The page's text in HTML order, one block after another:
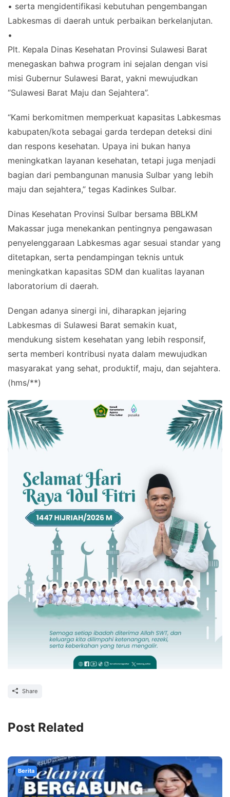
• serta mengidentifikasi kebutuhan pengembangan
Labkesmas di daerah untuk perbaikan berkelanjutan.
•
Plt. Kepala Dinas Kesehatan Provinsi Sulawesi Barat
menegaskan bahwa program ini sejalan dengan visi
misi Gubernur Sulawesi Barat, yakni mewujudkan
“Sulawesi Barat Maju dan Sejahtera”.
“Kami berkomitmen memperkuat kapasitas Labkesmas
kabupaten/kota sebagai garda terdepan deteksi dini
dan respons kesehatan. Upaya ini bukan hanya
meningkatkan layanan kesehatan, tetapi juga menjadi
bagian dari pembangunan manusia Sulbar yang lebih
maju dan sejahtera,” tegas Kadinkes Sulbar.
Dinas Kesehatan Provinsi Sulbar bersama BBLKM
Makassar juga menekankan pentingnya pengawasan
penyelenggaraan Labkesmas agar sesuai standar yang
ditetapkan, serta pendampingan teknis untuk
meningkatkan kapasitas SDM dan kualitas layanan
laboratorium di daerah.
Dengan adanya sinergi ini, diharapkan jejaring
Labkesmas di Sulawesi Barat semakin kuat,
mendukung sistem kesehatan yang lebih responsif,
serta memberi kontribusi nyata dalam mewujudkan
masyarakat yang sehat, produktif, maju, dan sejahtera.
(hms/**)
Share
Post Related
Berita